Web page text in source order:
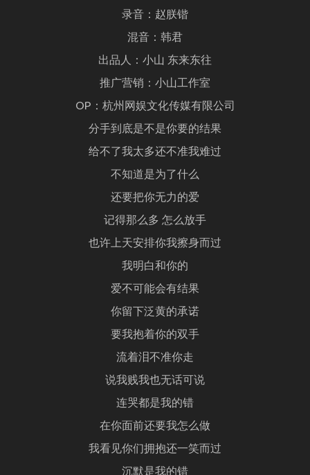
录音：赵朕锴
混音：韩君
出品人：小山 东来东往
推广营销：小山工作室
OP：杭州网娱文化传媒有限公司
分手到底是不是你要的结果
给不了我太多还不准我难过
不知道是为了什么
还要把你无力的爱
记得那么多 怎么放手
也许上天安排你我擦身而过
我明白和你的
爱不可能会有结果
你留下泛黄的承诺
要我抱着你的双手
流着泪不准你走
说我贱我也无话可说
连哭都是我的错
在你面前还要我怎么做
我看见你们拥抱还一笑而过
沉默是我的错